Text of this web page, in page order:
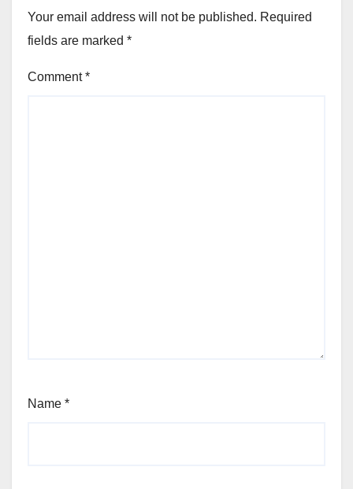
Your email address will not be published. Required
fields are marked *
Comment*
Name *